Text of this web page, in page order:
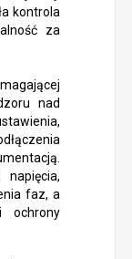
kontrola
za
nad
faz, a